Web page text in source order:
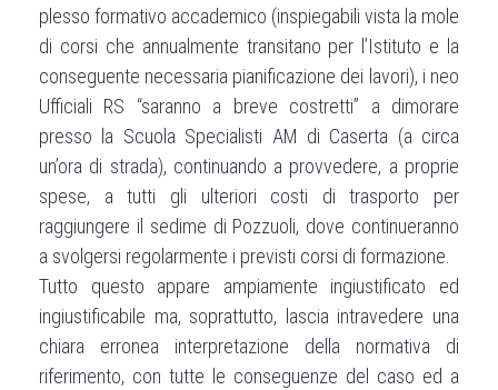
plesso formativo accademico (inspiegabili vista la mole
di corsi che annualmente transitano per l’Istituto e la
conseguente necessaria pianificazione dei lavori), i neo
Ufficiali RS “saranno a breve costretti” a dimorare
presso la Scuola Specialisti AM di Caserta (a circa
un’ora di strada), continuando a provvedere, a proprie
spese, a tutti gli ulteriori costi di trasporto per
raggiungere il sedime di Pozzuoli, dove continueranno
a svolgersi regolarmente i previsti corsi di formazione.
Tutto questo appare ampiamente ingiustificato ed
ingiustificabile ma, soprattutto, lascia intravedere una
chiara erronea interpretazione della normativa di
riferimento, con tutte le conseguenze del caso ed a